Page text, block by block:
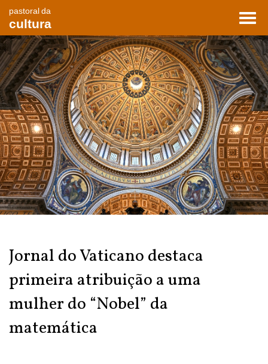
pastoral da
cultura
Jornal do Vaticano destaca
primeira atribuição a uma
mulher do “Nobel” da
matemática